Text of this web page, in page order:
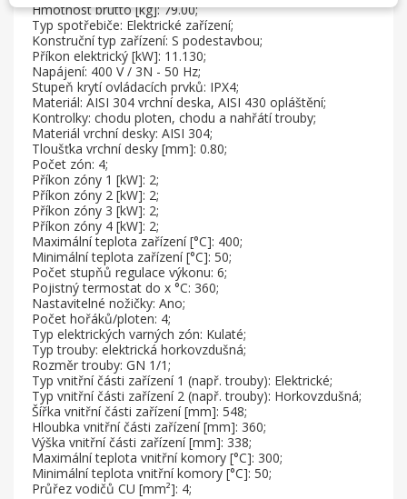
Hmotnost brutto [kg]: 79.00;
Typ spotřebiče: Elektrické zařízení;
Konstruční typ zařízení: S podestavbou;
Příkon elektrický [kW]: 11.130;
Napájení: 400 V / 3N - 50 Hz;
Stupeň krytí ovládacích prvků: IPX4;
Materiál: AISI 304 vrchní deska, AISI 430 opláštění;
Kontrolky: chodu ploten, chodu a nahřátí trouby;
Materiál vrchní desky: AISI 304;
Tloušťka vrchní desky [mm]: 0.80;
Počet zón: 4;
Příkon zóny 1 [kW]: 2;
Příkon zóny 2 [kW]: 2;
Příkon zóny 3 [kW]: 2;
Příkon zóny 4 [kW]: 2;
Maximální teplota zařízení [°C]: 400;
Minimální teplota zařízení [°C]: 50;
Počet stupňů regulace výkonu: 6;
Pojistný termostat do x °C: 360;
Nastavitelné nožičky: Ano;
Počet hořáků/ploten: 4;
Typ elektrických varných zón: Kulaté;
Typ trouby: elektrická horkovzdušná;
Rozměr trouby: GN 1/1;
Typ vnitřní části zařízení 1 (např. trouby): Elektrické;
Typ vnitřní části zařízení 2 (např. trouby): Horkovzdušná;
Šířka vnitřní části zařízení [mm]: 548;
Hloubka vnitřní části zařízení [mm]: 360;
Výška vnitřní části zařízení [mm]: 338;
Maximální teplota vnitřní komory [°C]: 300;
Minimální teplota vnitřní komory [°C]: 50;
Průřez vodičů CU [mm²]: 4;